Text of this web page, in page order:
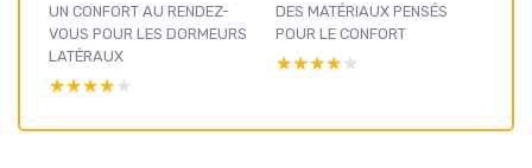
UN CONFORT AU RENDEZ-
VOUS POUR LES DORMEURS
LATÉRAUX
★★★★★
★★★★★
DES MATÉRIAUX PENSÉS
POUR LE CONFORT
★★★★★
★★★★★